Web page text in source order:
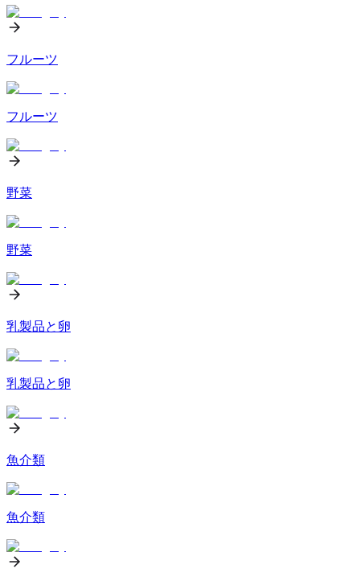
フルーツ
フルーツ
野菜
野菜
乳製品と卵
乳製品と卵
魚介類
魚介類